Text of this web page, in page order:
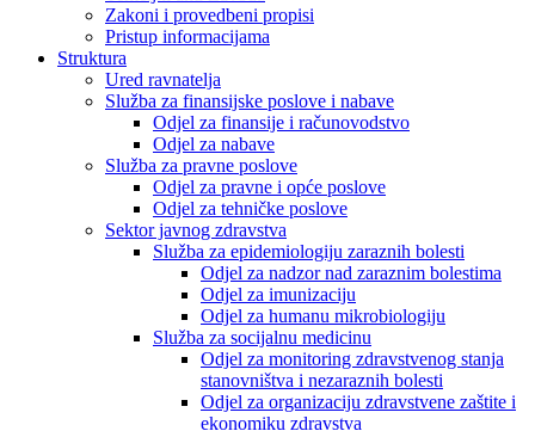
Zakoni i provedbeni propisi
Pristup informacijama
Struktura
Ured ravnatelja
Služba za finansijske poslove i nabave
Odjel za finansije i računovodstvo
Odjel za nabave
Služba za pravne poslove
Odjel za pravne i opće poslove
Odjel za tehničke poslove
Sektor javnog zdravstva
Služba za epidemiologiju zaraznih bolesti
Odjel za nadzor nad zaraznim bolestima
Odjel za imunizaciju
Odjel za humanu mikrobiologiju
Služba za socijalnu medicinu
Odjel za monitoring zdravstvenog stanja
stanovništva i nezaraznih bolesti
Odjel za organizaciju zdravstvene zaštite i
ekonomiku zdravstva